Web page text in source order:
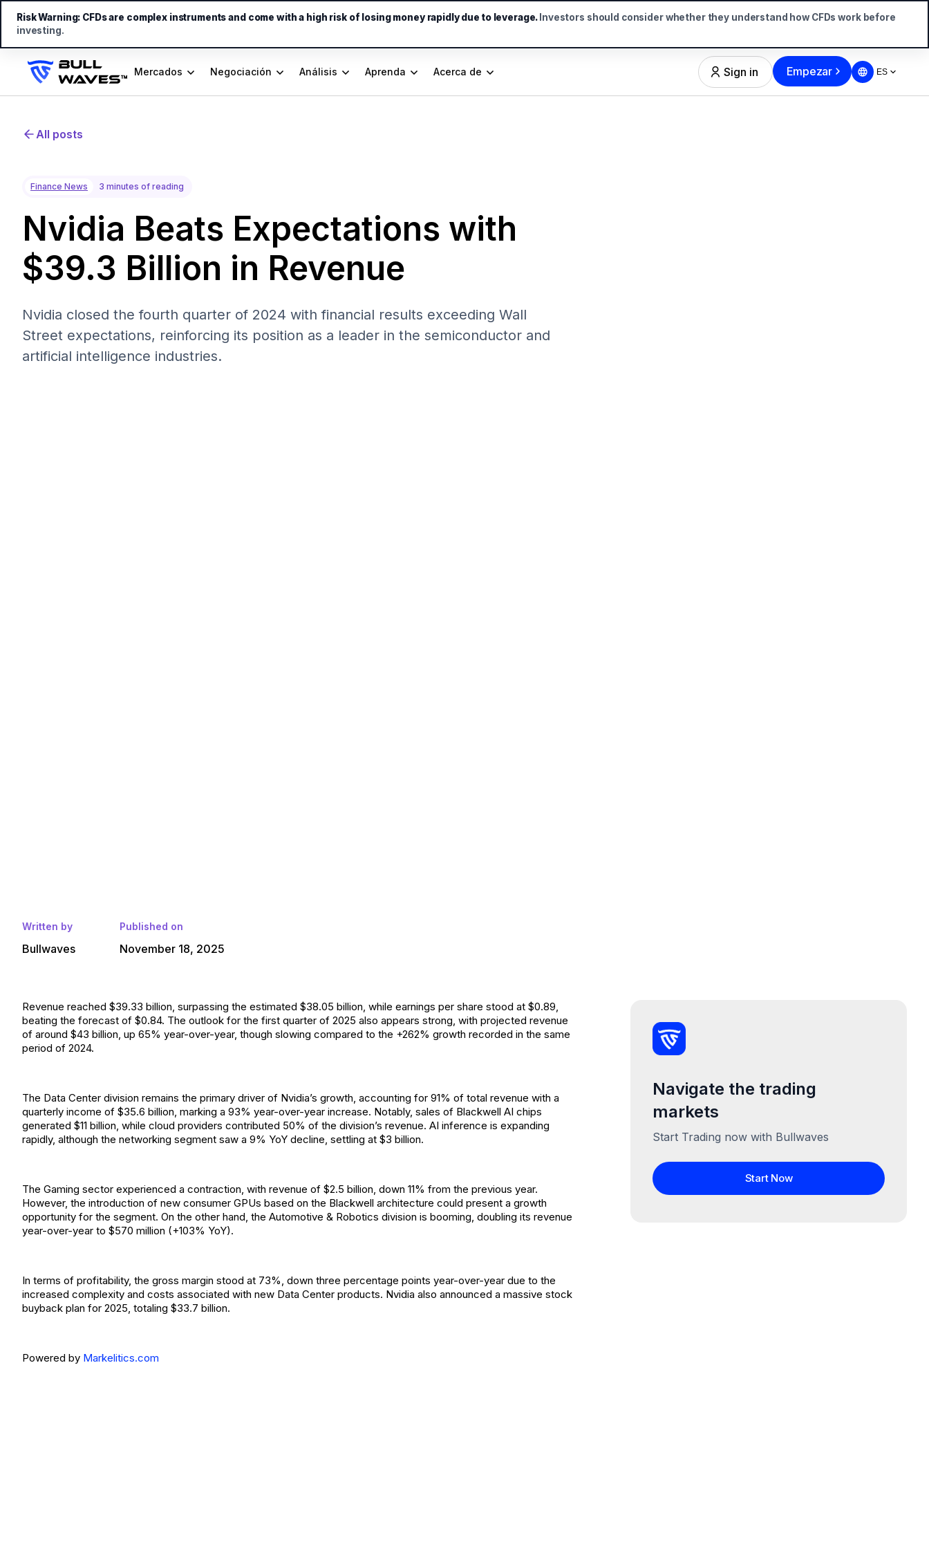
Mercados Negociación Análisis Aprenda Acerca de Sign in Empezar ES
All posts
Finance News 3 minutes of reading
Nvidia Beats Expectations with
$39.3 Billion in Revenue
Nvidia closed the fourth quarter of 2024 with financial results exceeding Wall
Street expectations, reinforcing its position as a leader in the semiconductor and
artificial intelligence industries.
Written by
Bullwaves
Published on
November 18, 2025
Revenue reached $39.33 billion, surpassing the estimated $38.05 billion, while earnings per share stood at $0.89,
beating the forecast of $0.84. The outlook for the first quarter of 2025 also appears strong, with projected revenue
of around $43 billion, up 65% year-over-year, though slowing compared to the +262% growth recorded in the same
period of 2024.
The Data Center division remains the primary driver of Nvidia’s growth, accounting for 91% of total revenue with a
quarterly income of $35.6 billion, marking a 93% year-over-year increase. Notably, sales of Blackwell AI chips
generated $11 billion, while cloud providers contributed 50% of the division’s revenue. AI inference is expanding
rapidly, although the networking segment saw a 9% YoY decline, settling at $3 billion.
The Gaming sector experienced a contraction, with revenue of $2.5 billion, down 11% from the previous year.
However, the introduction of new consumer GPUs based on the Blackwell architecture could present a growth
opportunity for the segment. On the other hand, the Automotive & Robotics division is booming, doubling its revenue
year-over-year to $570 million (+103% YoY).
In terms of profitability, the gross margin stood at 73%, down three percentage points year-over-year due to the
increased complexity and costs associated with new Data Center products. Nvidia also announced a massive stock
buyback plan for 2025, totaling $33.7 billion.
Powered by Markelitics.com
Navigate the trading
markets
Start Trading now with Bullwaves
Start Now
Risk Warning: CFDs are complex instruments and come with a high risk of losing money rapidly due to leverage. Investors should consider whether they understand how CFDs work before
investing.